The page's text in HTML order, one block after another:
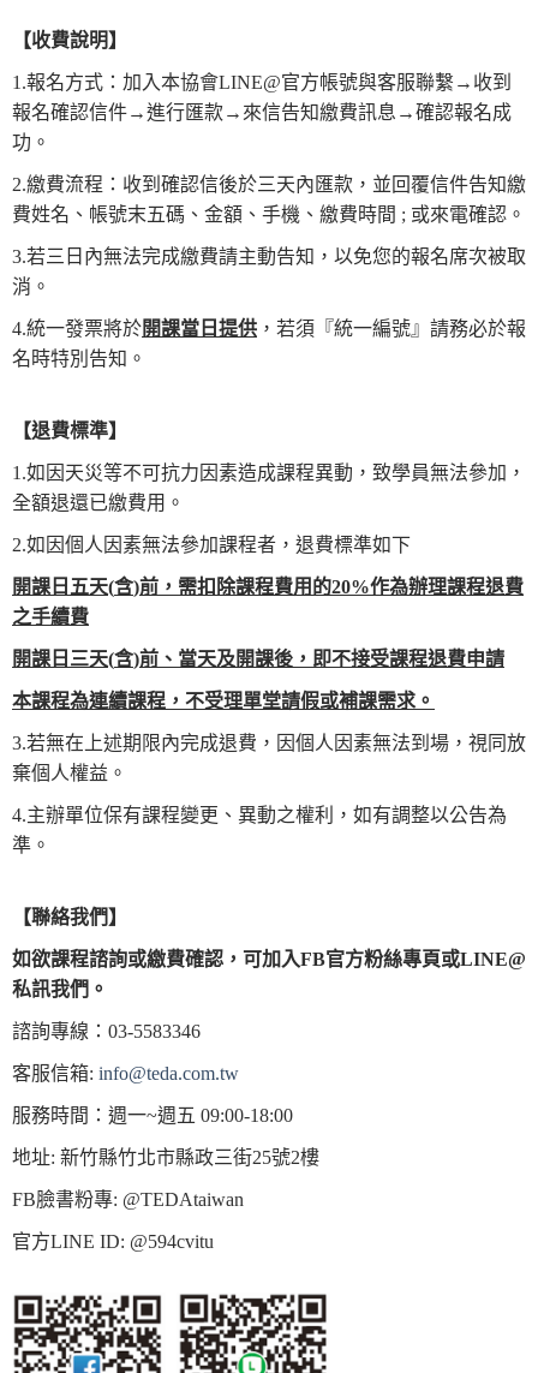
【收費說明】
1.報名方式：加入本協會LINE@官方帳號與客服聯繫→收到
報名確認信件→進行匯款→來信告知繳費訊息→確認報名成
功。
2.繳費流程：收到確認信後於三天內匯款，並回覆信件告知繳
費姓名、帳號末五碼、金額、手機、繳費時間 ; 或來電確認。
3.若三日內無法完成繳費請主動告知，以免您的報名席次被取
消。
4.統一發票將於開課當日提供 ，若須『統一編號』請務必於報
名時特別告知。
【退費標準】
1.如因天災等不可抗力因素造成課程異動，致學員無法參加，
全額退還已繳費用。
2.如因個人因素無法參加課程者，退費標準如下
開課日五天(含)前，需扣除課程費用的20%作為辦理課程退費
之手續費
開課日三天(含)前、當天及開課後，即不接受課程退費申請
本課程為連續課程，不受理單堂請假或補課需求 。
3.若無在上述期限內完成退費，因個人因素無法到場，視同放
棄個人權益。
4.主辦單位保有課程變更、異動之權利，如有調整以公告為
準。
【聯絡我們】
如欲課程諮詢或繳費確認， 可加入FB官方粉絲專頁或LINE@
私訊我們。
諮詢專線：03-5583346
客服信箱: info@teda.com.tw
服務時間：週一~週五 09:00-18:00
地址: 新竹縣竹北市縣政三街25號2樓
FB臉書粉專: @TEDAtaiwan
官方LINE ID: @594cvitu